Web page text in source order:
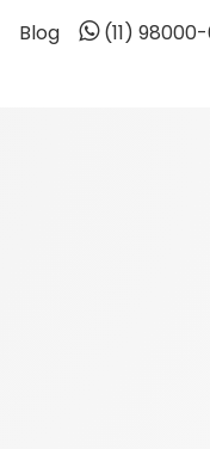
Blog (11)